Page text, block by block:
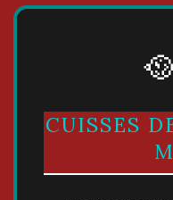
CUISSES